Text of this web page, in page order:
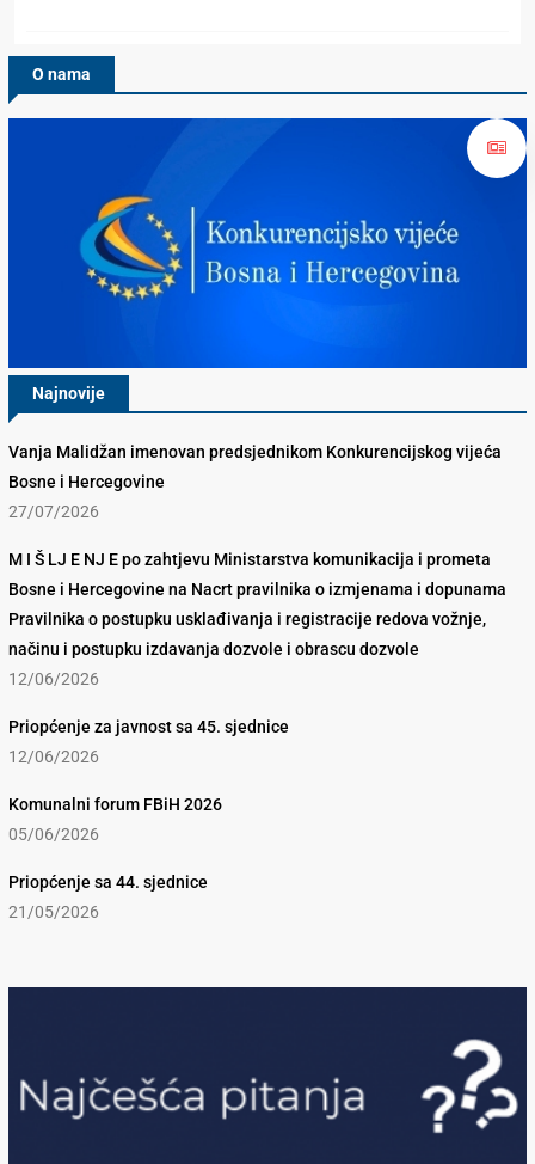
O nama
Najnovije
Vanja Malidžan imenovan predsjednikom Konkurencijskog vijeća
Bosne i Hercegovine
27/07/2026
M I Š LJ E NJ E po zahtjevu Ministarstva komunikacija i prometa
Bosne i Hercegovine na Nacrt pravilnika o izmjenama i dopunama
Pravilnika o postupku usklađivanja i registracije redova vožnje,
načinu i postupku izdavanja dozvole i obrascu dozvole
12/06/2026
Priopćenje za javnost sa 45. sjednice
12/06/2026
Komunalni forum FBiH 2026
05/06/2026
Priopćenje sa 44. sjednice
21/05/2026